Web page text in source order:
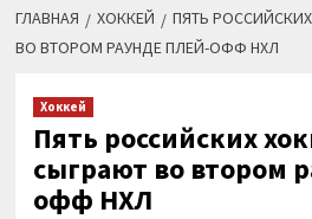
ГЛАВНАЯ ХОККЕЙ
ПЯТЬ
ВО ВТОРОМ РАУНДЕ ПЛЕЙ-ОФФ НХЛ
Хоккей
Пять российских
сыграют во втором
офф НХЛ